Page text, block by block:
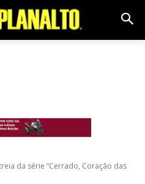
da série “Cerrado, Coração das